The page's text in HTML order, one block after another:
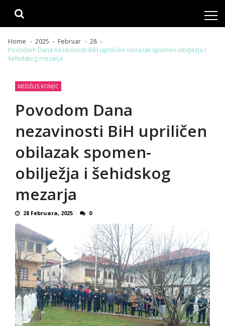
Home 2025 Februar
28
Povodom Dana nezavinosti BiH upriličen obilazak spomen-obilježja i
šehidskog mezarja
MEDŽLIS KONJIC
Povodom Dana
nezavinosti BiH upriličen
obilazak spomen-
obilježja i šehidskog
mezarja
28 Februara, 2025 0